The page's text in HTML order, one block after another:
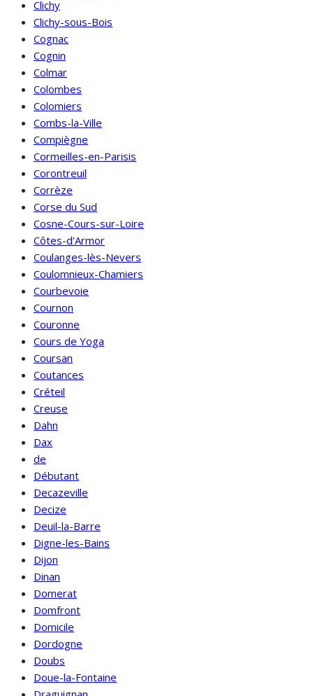
Clichy
Clichy-sous-Bois
Cognac
Cognin
Colmar
Colombes
Colomiers
Combs-la-Ville
Compiègne
Cormeilles-en-Parisis
Corontreuil
Corrèze
Corse du Sud
Cosne-Cours-sur-Loire
Côtes-d'Armor
Coulanges-lès-Nevers
Coulomnieux-Chamiers
Courbevoie
Cournon
Couronne
Cours de Yoga
Coursan
Coutances
Créteil
Creuse
Dahn
Dax
de
Débutant
Decazeville
Decize
Deuil-la-Barre
Digne-les-Bains
Dijon
Dinan
Domerat
Domfront
Domicile
Dordogne
Doubs
Doue-la-Fontaine